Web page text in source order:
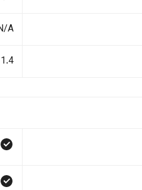
A
11.4 لتر/